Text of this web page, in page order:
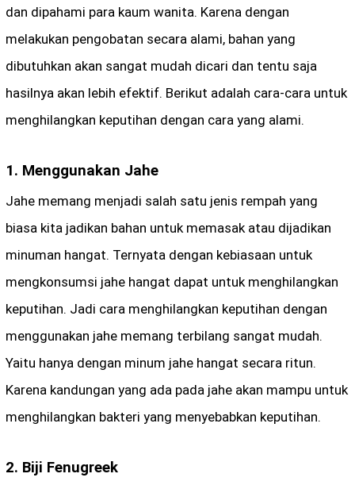
dan dipahami para kaum wanita. Karena dengan
melakukan pengobatan secara alami, bahan yang
dibutuhkan akan sangat mudah dicari dan tentu saja
hasilnya akan lebih efektif. Berikut adalah cara-cara untuk
menghilangkan keputihan dengan cara yang alami.
1. Menggunakan Jahe
Jahe memang menjadi salah satu jenis rempah yang
biasa kita jadikan bahan untuk memasak atau dijadikan
minuman hangat. Ternyata dengan kebiasaan untuk
mengkonsumsi jahe hangat dapat untuk menghilangkan
keputihan. Jadi cara menghilangkan keputihan dengan
menggunakan jahe memang terbilang sangat mudah.
Yaitu hanya dengan minum jahe hangat secara ritun.
Karena kandungan yang ada pada jahe akan mampu untuk
menghilangkan bakteri yang menyebabkan keputihan.
2. Biji Fenugreek